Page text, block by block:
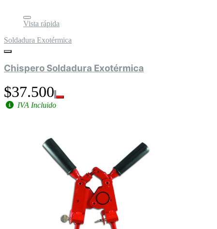
Vista rápida
Soldadura Exotérmica
Chispero Soldadura Exotérmica
$37.500
IVA Incluido